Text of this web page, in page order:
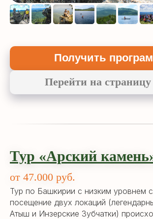
Получить
Перейти на страницу
Тур «Арский
от 47.000 руб.
Тур по Башкирии с низким уровнем
посещение двух локаций
Атыш и Инзерские Зубчатки)